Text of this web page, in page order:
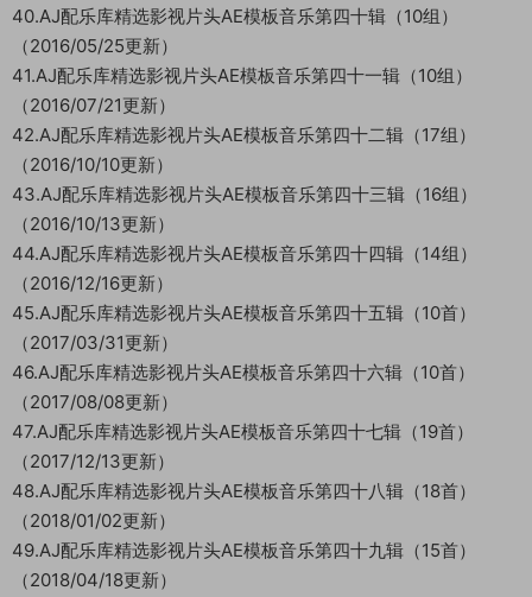
40.AJ配乐库精选影视片头AE模板音乐第四十辑（10组）
（2016/05/25更新）
41.AJ配乐库精选影视片头AE模板音乐第四十一辑（10组）
（2016/07/21更新）
42.AJ配乐库精选影视片头AE模板音乐第四十二辑（17组）
（2016/10/10更新）
43.AJ配乐库精选影视片头AE模板音乐第四十三辑（16组）
（2016/10/13更新）
44.AJ配乐库精选影视片头AE模板音乐第四十四辑（14组）
（2016/12/16更新）
45.AJ配乐库精选影视片头AE模板音乐第四十五辑（10首）
（2017/03/31更新）
46.AJ配乐库精选影视片头AE模板音乐第四十六辑（10首）
（2017/08/08更新）
47.AJ配乐库精选影视片头AE模板音乐第四十七辑（19首）
（2017/12/13更新）
48.AJ配乐库精选影视片头AE模板音乐第四十八辑（18首）
（2018/01/02更新）
49.AJ配乐库精选影视片头AE模板音乐第四十九辑（15首）
（2018/04/18更新）